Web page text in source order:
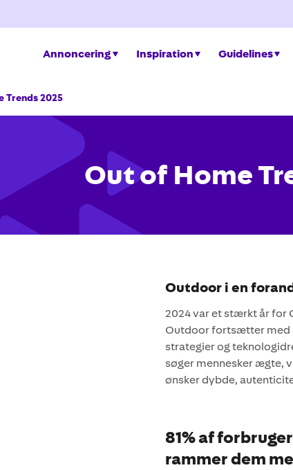
Annoncering Inspiration Guidelines
Trends 2025
Out of Home
Outdoor i en
2024 var et stærkt år for
Outdoor fortsætter med
strategier og
søger mennesker ægte,
ønsker dybde,
81% af
rammer dem